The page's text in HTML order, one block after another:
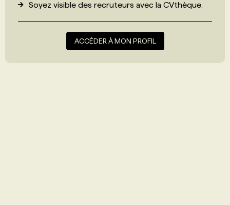
Soyez visible des recruteurs avec la CVthèque
ACCÉDER À MON PROFIL